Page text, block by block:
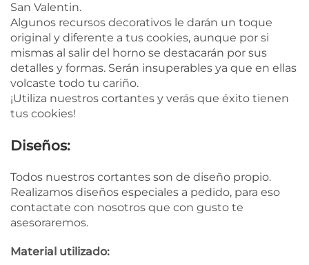
San Valentin.
Algunos recursos decorativos le darán un toque
original y diferente a tus cookies, aunque por si
mismas al salir del horno se destacarán por sus
detalles y formas. Serán insuperables ya que en ellas
volcaste todo tu cariño.
¡Utiliza nuestros cortantes y verás que éxito tienen
tus cookies!
Diseños:
Todos nuestros cortantes son de diseño propio.
Realizamos diseños especiales a pedido, para eso
contactate con nosotros que con gusto te
asesoraremos.
Material utilizado: